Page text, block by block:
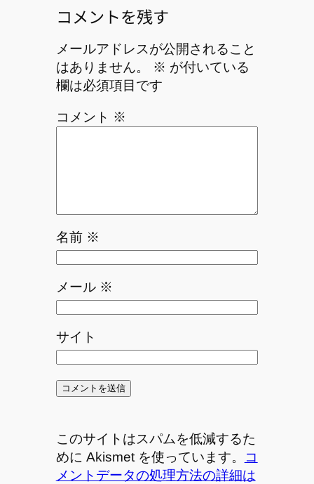
コメントを残す
メールアドレスが公開されること
はありません。
※ が付いている
欄は必須項目です
コメント ※
名前 ※
メール ※
サイト
このサイトはスパムを低減するた
めに Akismet を使っています。
コ
メントデータの処理方法の詳細は